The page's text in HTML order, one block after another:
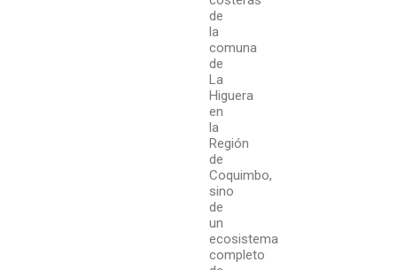
de
la
comuna
de
La
Higuera
en
la
Región
de
Coquimbo,
sino
de
un
ecosistema
completo